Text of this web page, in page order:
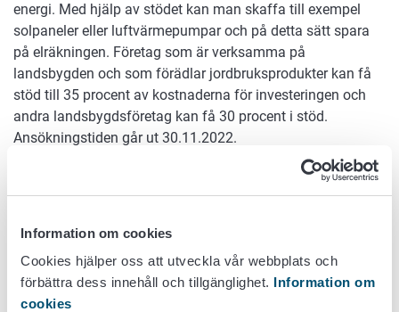
Information om cookies
Cookies hjälper oss att utveckla vår webbplats och
förbättra dess innehåll och tillgänglighet. Information om
cookies
energi. Med hjälp av stödet kan man skaffa till exempel
solpaneler eller luftvärmepumpar och på detta sätt spara
på elräkningen. Företag som är verksamma på
landsbygden och som förädlar jordbruksprodukter kan få
stöd till 35 procent av kostnaderna för investeringen och
andra landsbygdsföretag kan få 30 procent i stöd.
Ansökningstiden går ut 30.11.2022.
Övergången till förnybar energi stöds av EU:s medel för
återhämtning. Investeringar i förnybar energi förutsätter
landsbygden.
Stöd kan sökas av mikroföretag och små företag på
landsbygden. Företagaren kan viaLantmäteriverkets